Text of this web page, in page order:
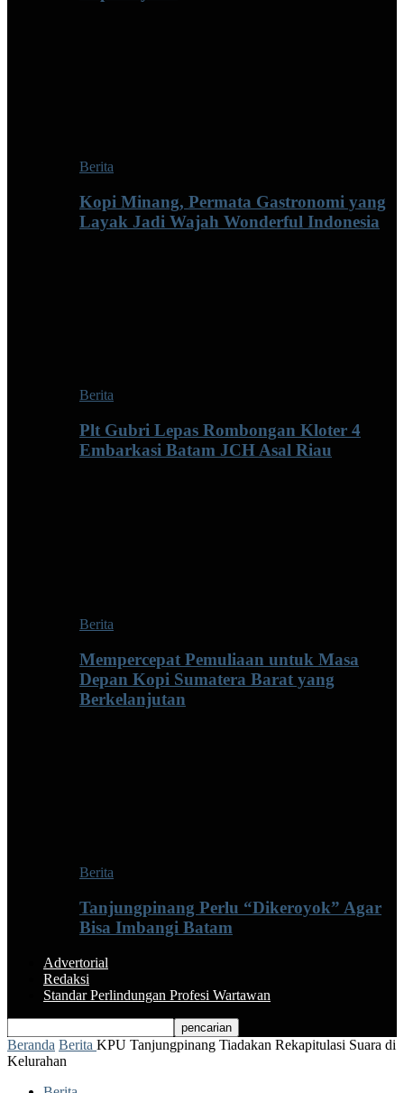
Berita
Kopi Minang, Permata Gastronomi yang
Layak Jadi Wajah Wonderful Indonesia
Berita
Plt Gubri Lepas Rombongan Kloter 4
Embarkasi Batam JCH Asal Riau
Berita
Mempercepat Pemuliaan untuk Masa
Depan Kopi Sumatera Barat yang
Berkelanjutan
Berita
Tanjungpinang Perlu “Dikeroyok” Agar
Bisa Imbangi Batam
Advertorial
Redaksi
Standar Perlindungan Profesi Wartawan
Beranda Berita KPU Tanjungpinang Tiadakan Rekapitulasi Suara di
Kelurahan